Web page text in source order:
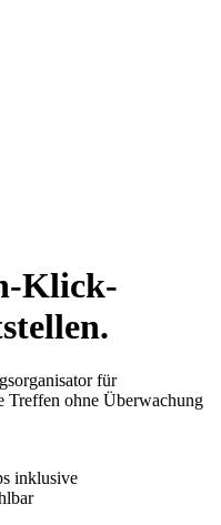
Klick-
für
Treffen ohne Überwachung
inklusive